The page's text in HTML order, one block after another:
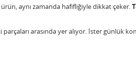
aynı zamanda hafifliğiyle dikkat çeker.
parçaları arasında yer alıyor. İster günlük